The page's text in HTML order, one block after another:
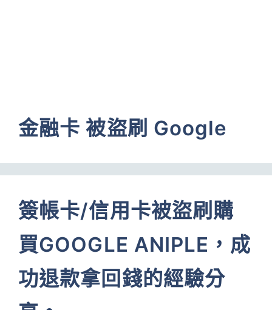
金融卡 被盜刷 Google
簽帳卡/信用卡被盜刷購
買GOOGLE ANIPLE，成
功退款拿回錢的經驗分